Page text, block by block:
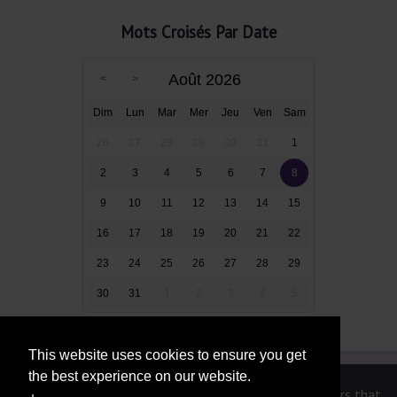
This website uses cookies to ensure you get
the best experience on our website.
Mots Croisés Par Date
Août 2026
Dim Lun Mar Mer Jeu Ven Sam
1
2 3 4 5 6 7 8
9 10 11 12 13 14 15
16 17 18 19 20 21 22
23 24 25 26 27 28 29
30 31